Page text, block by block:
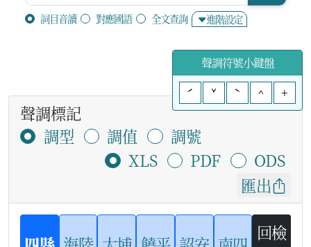
詞目音讀 對應國語 全文查詢 進階設定
聲調符號小鍵盤
ˊ
ˇ ˋ ^ +
聲調標記
調型
調值
調號
XLS
PDF
ODS
匯出
回檢